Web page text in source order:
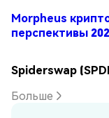
Morpheus
перспективы
Spiderswap
Больше